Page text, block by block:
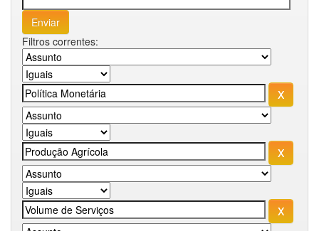
Filtros correntes: